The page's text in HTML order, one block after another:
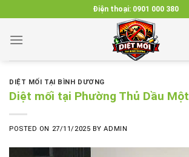
to
content
Điện thoại: 0901 000 380
DIỆT MỐI TẠI BÌNH DƯƠNG
Diệt mối tại Phường Thủ Dầu Một
POSTED ON 27/11/2025 BYADMIN